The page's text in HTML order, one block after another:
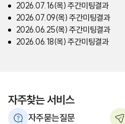
2026.07.16(목) 주간미팅결과
2026.07.09(목) 주간미팅결과
2026.06.25(목) 주간미팅결과
2026.06.18(목) 주간미팅결과
자주찾는 서비스
자주묻는질문